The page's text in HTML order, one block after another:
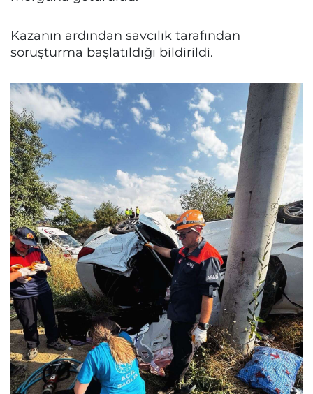
Kazanın ardından savcılık tarafından
soruşturma başlatıldığı bildirildi.